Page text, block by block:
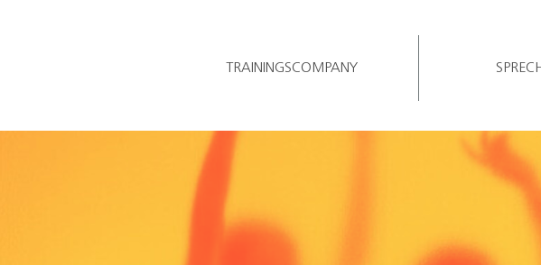
TRAININGSCOMPANY